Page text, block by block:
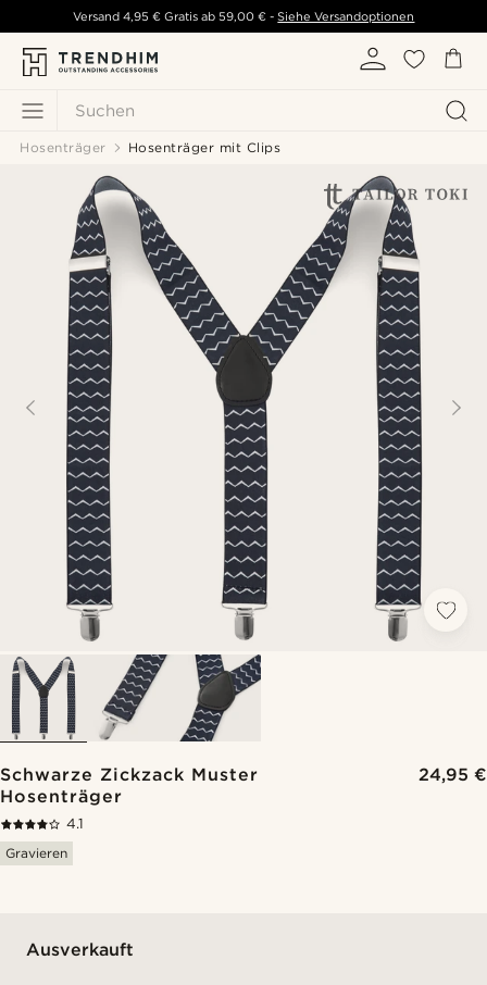
Suchen
Versand 4,95 € Gratis ab 59,00 € - Siehe Versandoptionen
Hosenträger Hosenträger mit Clips
Schwarze Zickzack Muster
Hosenträger
24,95 €
4.1
Gravieren
Ausverkauft